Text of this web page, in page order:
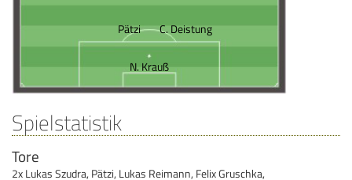
Pätzi C. Deistung
N. Krauß
Spielstatistik
Tore
2x Lukas Szudra, Pätzi, Lukas Reimann, Felix Gruschka,